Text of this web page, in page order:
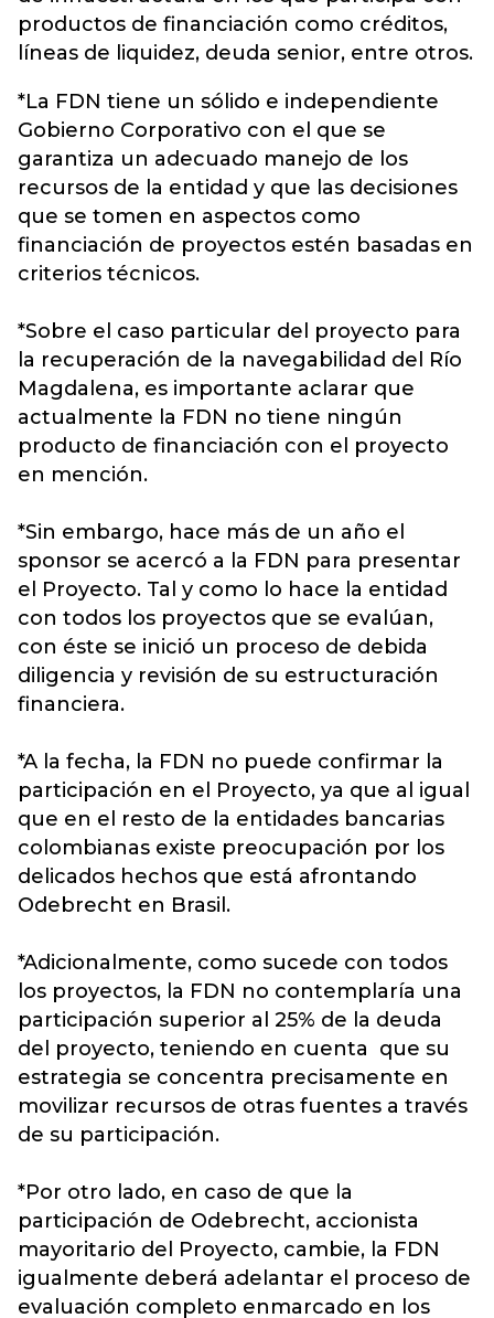
productos de financiación como créditos,
líneas de liquidez, deuda senior, entre otros.
*La FDN tiene un sólido e independiente
Gobierno Corporativo con el que se
garantiza un adecuado manejo de los
recursos de la entidad y que las decisiones
que se tomen en aspectos como
financiación de proyectos estén basadas en
criterios técnicos.
*Sobre el caso particular del proyecto para
la recuperación de la navegabilidad del Río
Magdalena, es importante aclarar que
actualmente la FDN no tiene ningún
producto de financiación con el proyecto
en mención.
*Sin embargo, hace más de un año el
sponsor se acercó a la FDN para presentar
el Proyecto. Tal y como lo hace la entidad
con todos los proyectos que se evalúan,
con éste se inició un proceso de debida
diligencia y revisión de su estructuración
financiera.
*A la fecha, la FDN no puede confirmar la
participación en el Proyecto, ya que al igual
que en el resto de la entidades bancarias
colombianas existe preocupación por los
delicados hechos que está afrontando
Odebrecht en Brasil.
*Adicionalmente, como sucede con todos
los proyectos, la FDN no contemplaría una
participación superior al 25% de la deuda
del proyecto, teniendo en cuenta que su
estrategia se concentra precisamente en
movilizar recursos de otras fuentes a través
de su participación.
*Por otro lado, en caso de que la
participación de Odebrecht, accionista
mayoritario del Proyecto, cambie, la FDN
igualmente deberá adelantar el proceso de
evaluación completo enmarcado en los